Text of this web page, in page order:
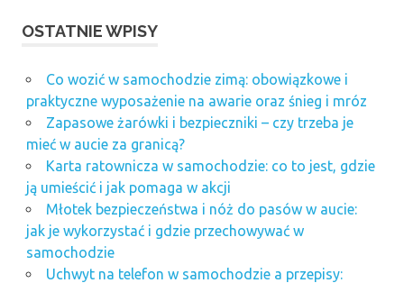
OSTATNIE WPISY
Co wozić w samochodzie zimą: obowiązkowe i
praktyczne wyposażenie na awarie oraz śnieg i mróz
Zapasowe żarówki i bezpieczniki – czy trzeba je
mieć w aucie za granicą?
Karta ratownicza w samochodzie: co to jest, gdzie
ją umieścić i jak pomaga w akcji
Młotek bezpieczeństwa i nóż do pasów w aucie:
jak je wykorzystać i gdzie przechowywać w
samochodzie
Uchwyt na telefon w samochodzie a przepisy: